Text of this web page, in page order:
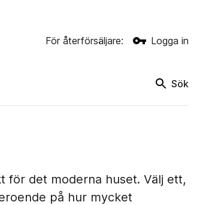
För återförsäljare: Logga in
Sök
för det moderna huset. Välj ett,
på hur mycket